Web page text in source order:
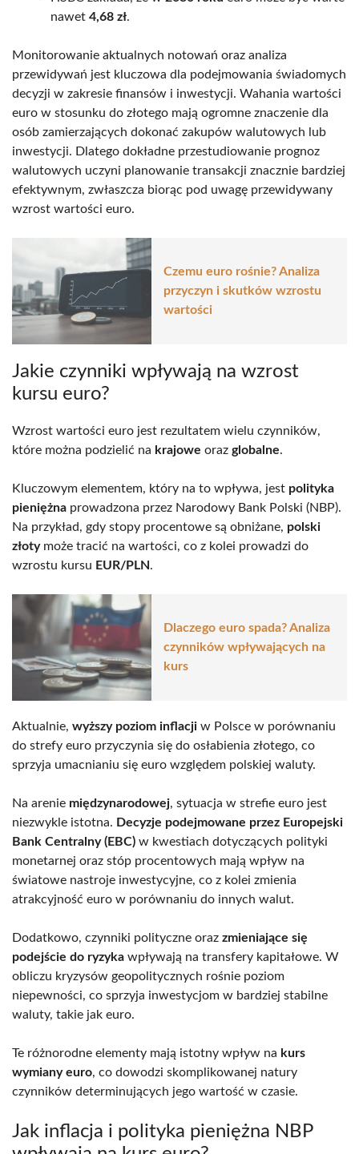
nawet 4,68 zł.
Monitorowanie aktualnych notowań oraz analiza
przewidywań jest kluczowa dla podejmowania świadomych
decyzji w zakresie finansów i inwestycji. Wahania wartości
euro w stosunku do złotego mają ogromne znaczenie dla
osób zamierzających dokonać zakupów walutowych lub
inwestycji. Dlatego dokładne przestudiowanie prognoz
walutowych uczyni planowanie transakcji znacznie bardziej
efektywnym, zwłaszcza biorąc pod uwagę przewidywany
wzrost wartości euro.
Czemu euro rośnie? Analiza
przyczyn i skutków wzrostu
wartości
Jakie czynniki wpływają na wzrost
kursu euro?
Wzrost wartości euro jest rezultatem wielu czynników,
które można podzielić na krajowe oraz globalne.
Kluczowym elementem, który na to wpływa, jest polityka
pieniężna prowadzona przez Narodowy Bank Polski (NBP).
Na przykład, gdy stopy procentowe są obniżane, polski
złotymoże tracić na wartości, co z kolei prowadzi do
wzrostu kursu EUR/PLN.
Dlaczego euro spada? Analiza
czynników wpływających na
kurs
Aktualnie, wyższy poziom inflacji w Polsce w porównaniu
do strefy euro przyczynia się do osłabienia złotego, co
sprzyja umacnianiu się euro względem polskiej waluty.
Na arenie międzynarodowej, sytuacja w strefie euro jest
niezwykle istotna. Decyzje podejmowane przez Europejski
Bank Centralny (EBC) w kwestiach dotyczących polityki
monetarnej oraz stóp procentowych mają wpływ na
światowe nastroje inwestycyjne, co z kolei zmienia
atrakcyjność euro w porównaniu do innych walut.
Dodatkowo, czynniki polityczne oraz zmieniające się
podejście do ryzyka wpływają na transfery kapitałowe. W
obliczu kryzysów geopolitycznych rośnie poziom
niepewności, co sprzyja inwestycjom w bardziej stabilne
waluty, takie jak euro.
Te różnorodne elementy mają istotny wpływ na kurs
wymiany euro, co dowodzi skomplikowanej natury
czynników determinujących jego wartość w czasie.
Jak inflacja i polityka pieniężna NBP